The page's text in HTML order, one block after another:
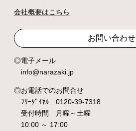
会社概要はこちら
お問い合わせ
電子メール
info@narazaki.jp
お電話でのお問合せ
ﾌﾘｰﾀﾞｲﾔﾙ 0120-39-7318
受付時間 月曜～土曜
10:00 ～ 17:00